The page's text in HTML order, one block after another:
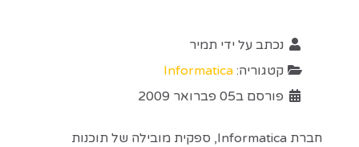
נכתב על ידי תמיר
קטגוריה: Informatica
פורסם ב05 פברואר 2009
חברת Informatica, ספקית מובילה של תוכנות